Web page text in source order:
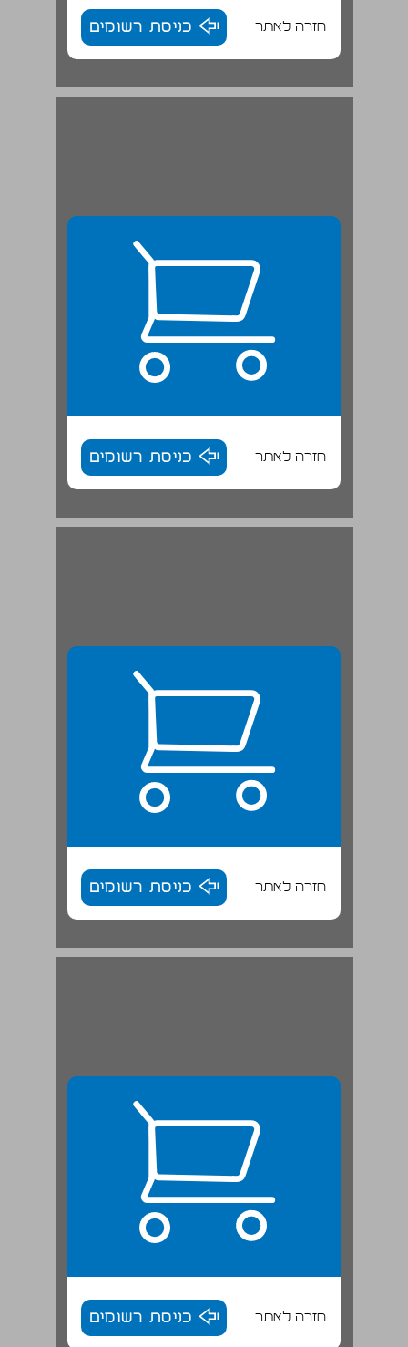
חזרה לאתר כניסת רשומים
תפיסת ההפעלה של אונר"א ... 26
חזרה לאתר כניסת רשומים
חזרה לאתר כניסת רשומים
הגדרת אוכלוסיית המוטבים של אונר"א ... 28
חזרה לאתר כניסת רשומים